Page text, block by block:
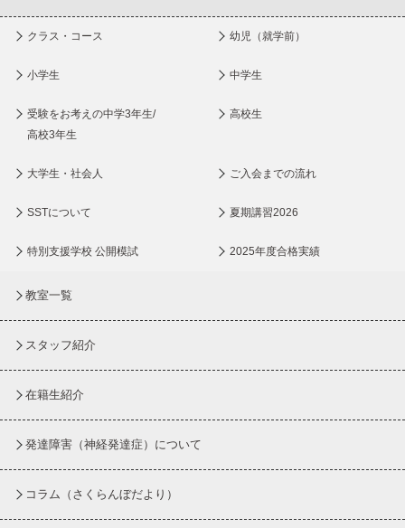
クラス・コース 幼児（就学前）
小学生 中学生
受験をお考えの中学3年生/
高校3年生
高校生
大学生・社会人 ご入会までの流れ
SSTについて 夏期講習2026
特別支援学校 公開模試 2025年度合格実績
教室一覧
スタッフ紹介
在籍生紹介
発達障害（神経発達症）について
コラム （さくらんぼだより）